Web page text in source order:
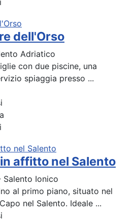
dell'Orso
Adriatico
con due piscine, una
spiaggia presso ...
affitto nel Salento
Salento Ionico
al primo piano, situato nel
nel Salento. Ideale ...